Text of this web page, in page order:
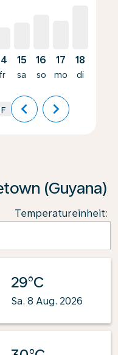
fr
15
sa
16
so
17
mo
18
di
chevron_left chevron_right
(Guyana)
Temperatureinheit:
29°C
Sa. 8 Aug. 2026